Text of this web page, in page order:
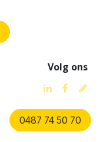
Volg ons
0487 74 50 70